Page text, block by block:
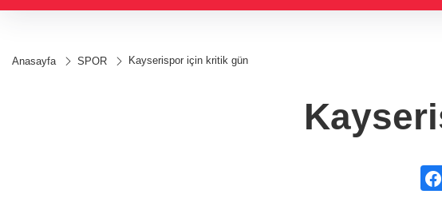
Anasayfa SPOR Kayserispor için kritik gün